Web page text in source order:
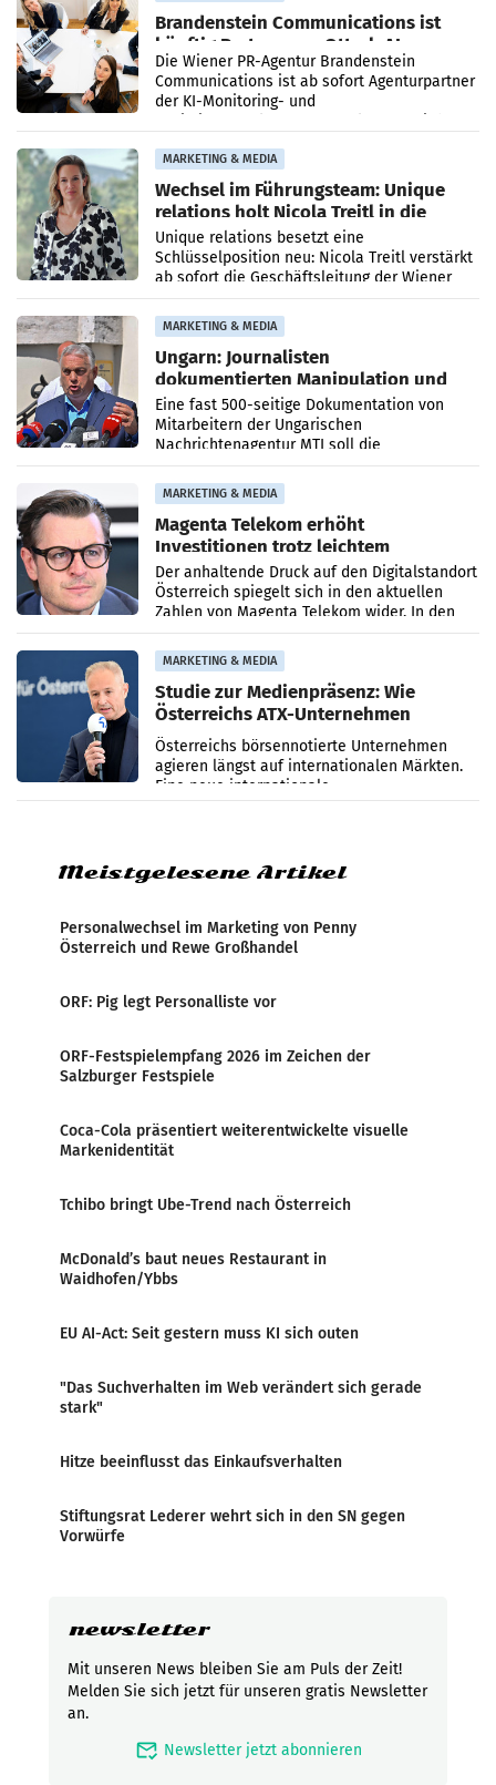
Brandenstein Communications ist
künftig Partner von OtterlyAI
Die Wiener PR-Agentur Brandenstein
Communications ist ab sofort Agenturpartner
der KI-Monitoring- und
MARKETING & MEDIA
Wechsel im Führungsteam: Unique
relations holt Nicola Treitl in die
Geschäftsleitung
Unique relations besetzt eine
Schlüsselposition neu: Nicola Treitl verstärkt
ab sofort die Geschäftsleitung der Wiener
PR-Agentur an der Seite von Josef Kalina und
Anna Kalina-Mahr.
MARKETING & MEDIA
Ungarn: Journalisten
dokumentierten Manipulation und
Zensur
Eine fast 500-seitige Dokumentation von
Mitarbeitern der Ungarischen
Nachrichtenagentur MTI soll die
systematische Nachrichten-Manipulation und
Zensur bei der Agentur während der Zeit
MARKETING & MEDIA
Magenta Telekom erhöht
Investitionen trotz leichtem
Umsatzrückgang
Der anhaltende Druck auf den Digitalstandort
Österreich spiegelt sich in den aktuellen
Zahlen von Magenta Telekom wider. In den
ersten sechs Monaten des laufenden Jahres
verzeichnete
MARKETING & MEDIA
Studie zur Medienpräsenz: Wie
Österreichs ATX-Unternehmen
international wahrgenommen
werden
Österreichs börsennotierte Unternehmen
agieren längst auf internationalen Märkten.
Eine neue internationale
Medienresonanzanalyse untersucht die
Meistgelesene Artikel
Personalwechsel im Marketing von Penny
Österreich und Rewe Großhandel
ORF: Pig legt Personalliste vor
ORF-Festspielempfang 2026 im Zeichen der
Salzburger Festspiele
Coca-Cola präsentiert weiterentwickelte visuelle
Markenidentität
Tchibo bringt Ube-Trend nach Österreich
McDonald’s baut neues Restaurant in
Waidhofen/Ybbs
EU AI-Act: Seit gestern muss KI sich outen
"Das Suchverhalten im Web verändert sich gerade
stark"
Hitze beeinflusst das Einkaufsverhalten
Stiftungsrat Lederer wehrt sich in den SN gegen
Vorwürfe
newsletter
Mit unseren News bleiben Sie am Puls der Zeit!
Melden Sie sich jetzt für unseren gratis Newsletter
an.
mark_email_read Newsletter jetzt abonnieren